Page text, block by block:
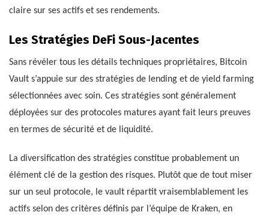
claire sur ses actifs et ses rendements.
Les Stratégies DeFi Sous-Jacentes
Sans révéler tous les détails techniques propriétaires, Bitcoin
Vault s’appuie sur des stratégies de lending et de yield farming
sélectionnées avec soin. Ces stratégies sont généralement
déployées sur des protocoles matures ayant fait leurs preuves
en termes de sécurité et de liquidité.
La diversification des stratégies constitue probablement un
élément clé de la gestion des risques. Plutôt que de tout miser
sur un seul protocole, le vault répartit vraisemblablement les
actifs selon des critères définis par l’équipe de Kraken, en